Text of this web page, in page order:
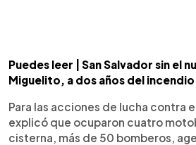
Puedes leer | San Salvador sin el
Miguelito, a dos años del incendio
Para las acciones de lucha contra
explicó que ocuparon cuatro
cisterna, más de 50 bomberos,